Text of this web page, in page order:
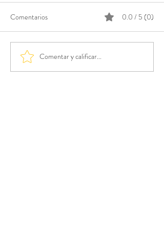
Comentarios 0.0 / 5 (0)
Comentar y calificar...